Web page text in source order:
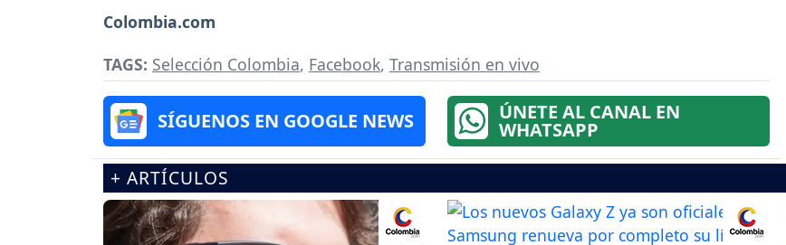
Colombia.com
TAGS: Selección Colombia, Facebook, Transmisión en vivo
SÍGUENOS EN GOOGLE NEWS ÚNETE AL CANAL EN
WHATSAPP
+ ARTÍCULOS